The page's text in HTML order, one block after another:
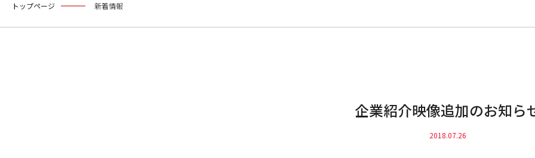
トップページ 新着情報
企業紹介映像追加のお知ら
2018.07.26